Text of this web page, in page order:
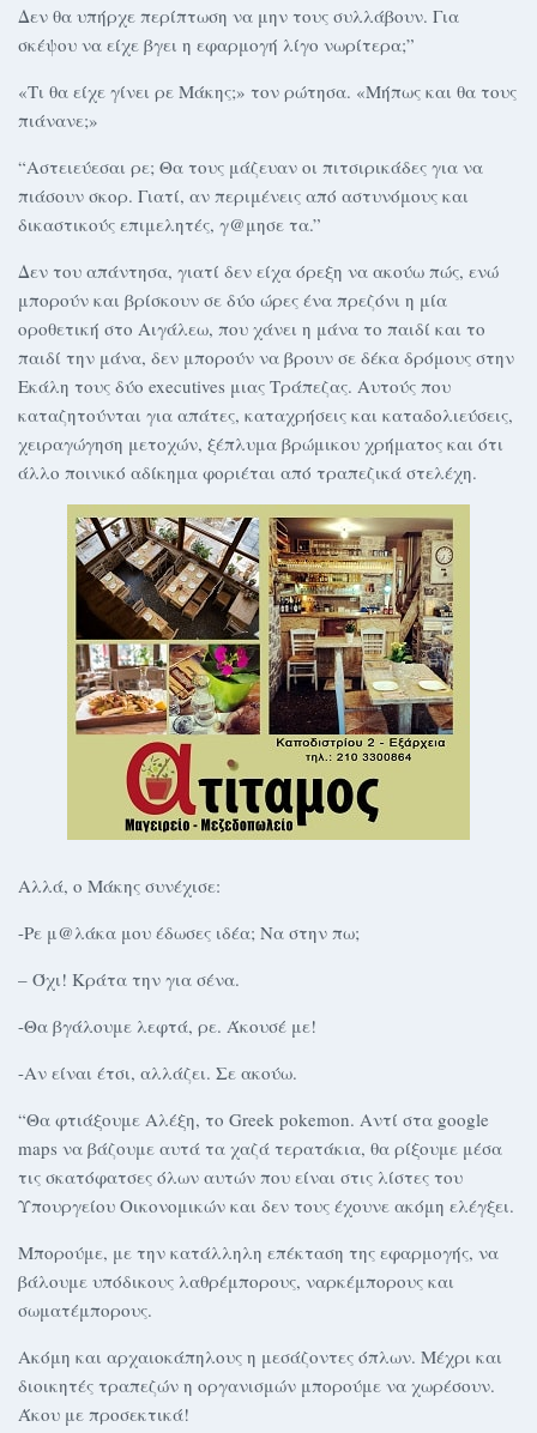
Δεν θα υπήρχε περίπτωση να μην τους συλλάβουν. Για
σκέψου να είχε βγει η εφαρμογή λίγο νωρίτερα;”
«Τι θα είχε γίνει ρε Μάκης;» τον ρώτησα. «Μήπως και θα τους
πιάνανε;»
“Αστειεύεσαι ρε; Θα τους μάζευαν οι πιτσιρικάδες για να
πιάσουν σκορ. Γιατί, αν περιμένεις από αστυνόμους και
δικαστικούς επιμελητές, γ@μησε τα.”
Δεν του απάντησα, γιατί δεν είχα όρεξη να ακούω πώς, ενώ
μπορούν και βρίσκουν σε δύο ώρες ένα πρεζόνι η μία
οροθετική στο Αιγάλεω, που χάνει η μάνα το παιδί και το
παιδί την μάνα, δεν μπορούν να βρουν σε δέκα δρόμους στην
Εκάλη τους δύο executives μιας Τράπεζας. Αυτούς που
καταζητούνται για απάτες, καταχρήσεις και καταδολιεύσεις,
χειραγώγηση μετοχών, ξέπλυμα βρώμικου χρήματος και ότι
άλλο ποινικό αδίκημα φοριέται από τραπεζικά στελέχη.
Αλλά, ο Μάκης συνέχισε:
-Ρε μ@λάκα μου έδωσες ιδέα; Να στην πω;
– Όχι! Κράτα την για σένα.
-Θα βγάλουμε λεφτά, ρε. Άκουσέ με!
-Αν είναι έτσι, αλλάζει. Σε ακούω.
“Θα φτιάξουμε Αλέξη, το Greek pokemon. Αντί στα google
maps να βάζουμε αυτά τα χαζά τερατάκια, θα ρίξουμε μέσα
τις σκατόφατσες όλων αυτών που είναι στις λίστες του
Υπουργείου Οικονομικών και δεν τους έχουνε ακόμη ελέγξει.
Μπορούμε, με την κατάλληλη επέκταση της εφαρμογής, να
βάλουμε υπόδικους λαθρέμπορους, ναρκέμπορους και
σωματέμπορους.
Ακόμη και αρχαιοκάπηλους η μεσάζοντες όπλων. Μέχρι και
διοικητές τραπεζών η οργανισμών μπορούμε να χωρέσουν.
Άκου με προσεκτικά!